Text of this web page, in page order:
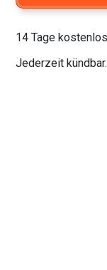
14 Tage
Jederzeit